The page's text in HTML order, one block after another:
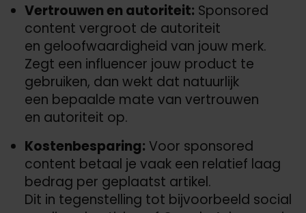
Vertrouwen en autoriteit: Sponsored
content vergroot de autoriteit
en geloofwaardigheid van jouw merk.
Zegt een influencer jouw product te
gebruiken, dan wekt dat natuurlijk
een bepaalde mate van vertrouwen
en autoriteit op.
Kostenbesparing: Voor sponsored
content betaal je vaak een relatief laag
bedrag per geplaatst artikel.
Dit in tegenstelling tot bijvoorbeeld social